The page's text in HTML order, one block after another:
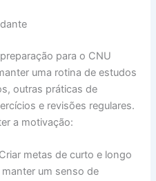
para o CNU
uma rotina de estudos
outras práticas de
e revisões regulares.
a motivação:
Criar metas de curto e longo
um senso de